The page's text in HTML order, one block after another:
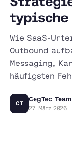
typische
Wie SaaS-
Outbound
Messaging,
häufigsten
CT
CegTec Team
27. März 2026